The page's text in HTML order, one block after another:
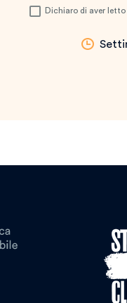
Dichiaro di aver